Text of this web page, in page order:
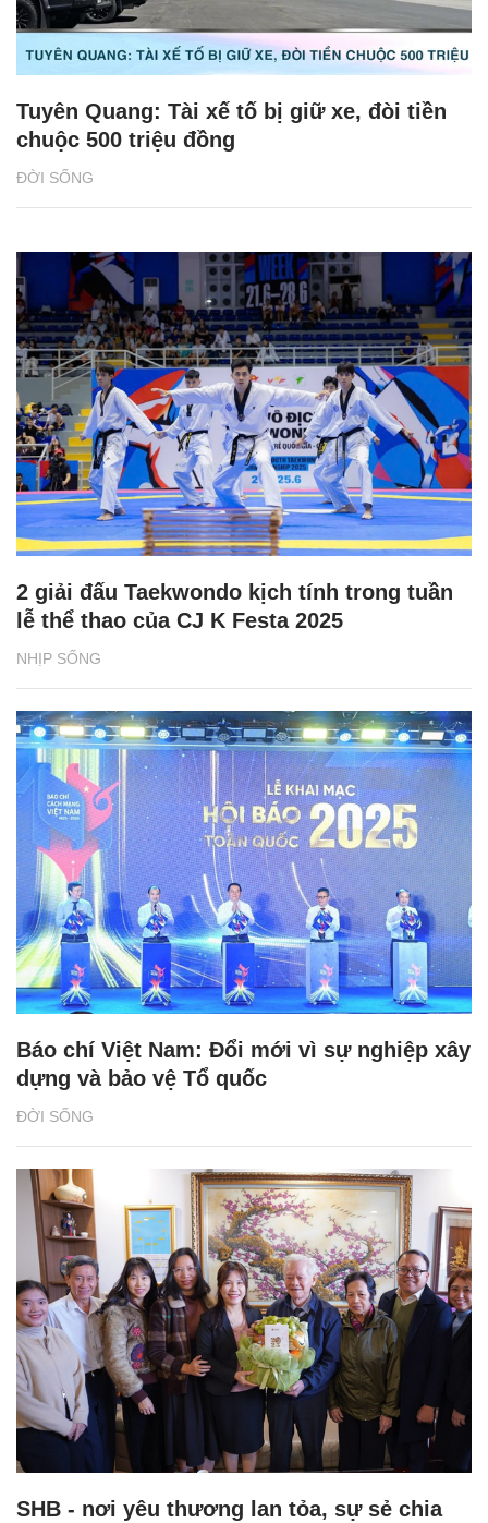
ĐỜI SỐNG
Tuyên Quang: Tài xế tố bị giữ xe, đòi tiền
chuộc 500 triệu đồng
NHỊP SỐNG
2 giải đấu Taekwondo kịch tính trong tuần
lễ thể thao của CJ K Festa 2025
ĐỜI SỐNG
Báo chí Việt Nam: Đổi mới vì sự nghiệp xây
dựng và bảo vệ Tổ quốc
SHB - nơi yêu thương lan tỏa, sự sẻ chia